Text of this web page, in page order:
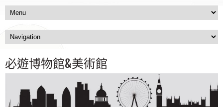
必遊博物館&美術館